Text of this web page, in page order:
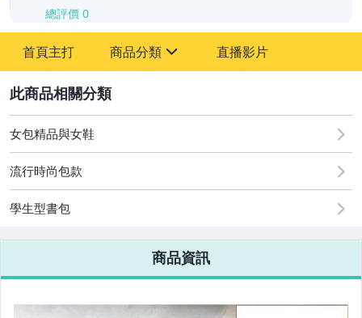
總評價 0
首頁主打 商品分類
圖書/影音/文具
古董、藝術與礦石
手機、配件與通訊
美容保養與彩妝
電腦、平板與周邊
相機、攝影與周邊
直播影片
女包精品與女鞋
流行時尚包款
學生型書包
商品資訊